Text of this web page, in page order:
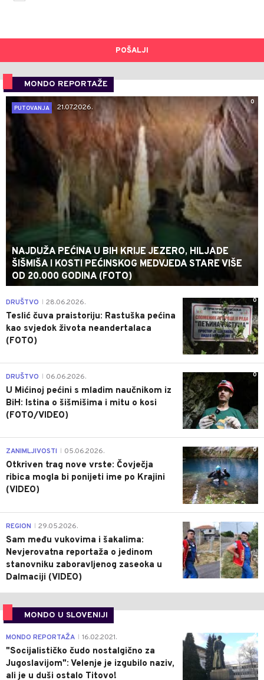
POŠALJI
MONDO REPORTAŽE
0
PUTOVANJA
21.07.2026.
NAJDUŽA PEĆINA U BIH KRIJE JEZERO, HILJADE
ŠIŠMIŠA I KOSTI PEĆINSKOG MEDVJEDA STARE VIŠE
OD 20.000 GODINA (FOTO)
0
DRUŠTVO 28.06.2026.
Teslić čuva praistoriju: Rastuška pećina
kao svjedok života neandertalaca
(FOTO)
0
DRUŠTVO 06.06.2026.
U Mićinoj pećini s mladim naučnikom iz
BiH: Istina o šišmišima i mitu o kosi
(FOTO/VIDEO)
0
ZANIMLJIVOSTI 05.06.2026.
Otkriven trag nove vrste: Čovječja
ribica mogla bi ponijeti ime po Krajini
(VIDEO)
0
REGION 29.05.2026.
Sam među vukovima i šakalima:
Nevjerovatna reportaža o jedinom
stanovniku zaboravljenog zaseoka u
Dalmaciji (VIDEO)
MONDO U SLOVENIJI
4
MONDO REPORTAŽA 16.02.2021.
"Socijalističko čudo nostalgično za
Jugoslavijom": Velenje je izgubilo naziv,
ali je u duši ostalo Titovo!